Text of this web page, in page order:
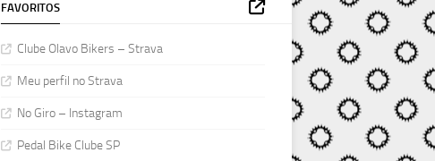
FAVORITOS
Clube Olavo Bikers – Strava
Meu perfil no Strava
No Giro – Instagram
Pedal Bike Clube SP